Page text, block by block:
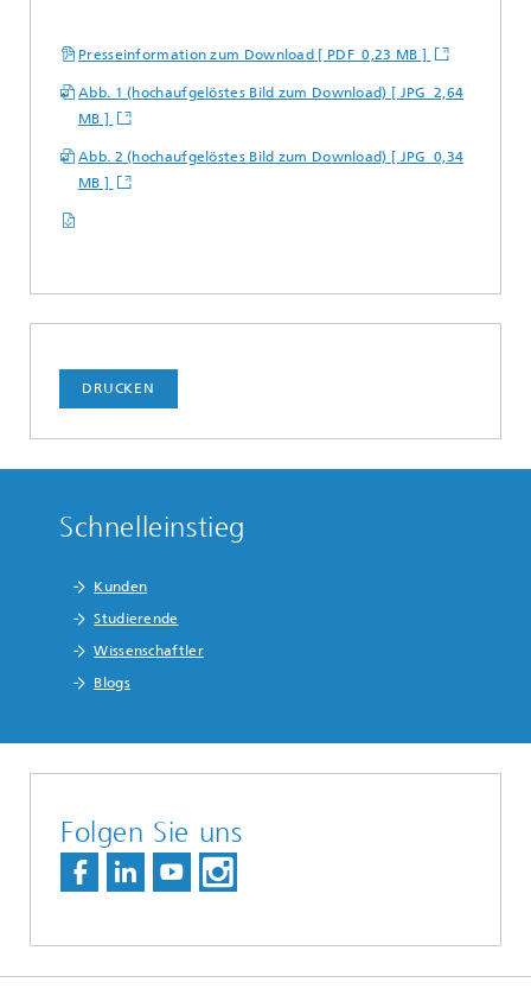
Presseinformation zum Download [ PDF 0,23 MB ]
Abb. 1 (hochaufgelöstes Bild zum Download) [ JPG 2,64
MB ]
Abb. 2 (hochaufgelöstes Bild zum Download) [ JPG 0,34
MB ]
DRUCKEN
Schnelleinstieg
Kunden
Studierende
Wissenschaftler
Blogs
Folgen Sie uns